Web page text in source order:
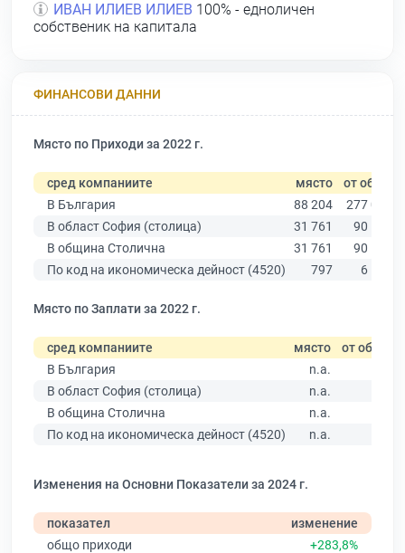
ИВАН ИЛИЕВ ИЛИЕВ 100% - едноличен
собственик на капитала
ФИНАНСОВИ ДАННИ
Място по Приходи за 2022 г.
сред компаниите място от общо
В България
88 204
277 019
В област София (столица)
31 761
90 178
В община Столична
31 761
90 178
По код на икономическа дейност (4520)
797 6 113
Място по Заплати за 2022 г.
сред компаниите място от общо
В България
n.a.
В област София (столица)
n.a.
В община Столична
n.a.
По код на икономическа дейност (4520)
n.a.
Изменения на Основни Показатели за 2024 г.
показател
изменение
общо приходи
+283,8%